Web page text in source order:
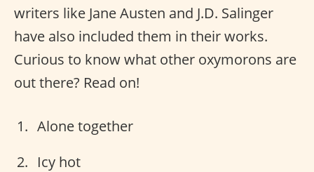
writers like Jane Austen and J.D. Salinger
have also included them in their works.
Curious to know what other oxymorons are
out there? Read on!
Alone together
Icy hot